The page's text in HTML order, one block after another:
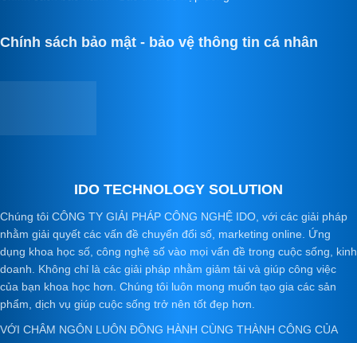
Chính sách bảo mật - bảo vệ thông tin cá nhân
IDO TECHNOLOGY SOLUTION
Chúng tôi CÔNG TY GIẢI PHÁP CÔNG NGHỆ IDO, với các giải pháp
nhằm giải quyết các vấn đề chuyển đổi số, marketing online. Ứng
dụng khoa học số, công nghệ số vào mọi vấn đề trong cuộc sống, kinh
doanh. Không chỉ là các giải pháp nhằm giảm tải và giúp công việc
của bạn khoa học hơn. Chúng tôi luôn mong muốn tạo gia các sản
phẩm, dịch vụ giúp cuộc sống trở nên tốt đẹp hơn.
VỚI CHÂM NGÔN LUÔN ĐỒNG HÀNH CÙNG THÀNH CÔNG CỦA